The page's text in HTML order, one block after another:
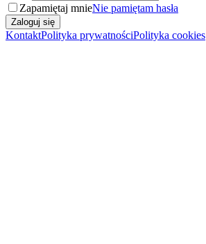
Zapamiętaj mnieNie pamiętam hasła
Zaloguj się
KontaktPolityka prywatnościPolityka cookies